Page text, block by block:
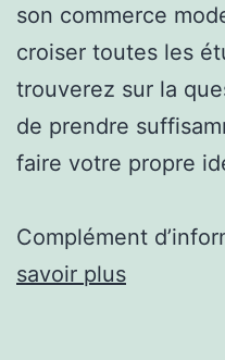
son commerce
croiser toutes les
trouverez sur la
de prendre
faire votre propre
Complément
savoir plus